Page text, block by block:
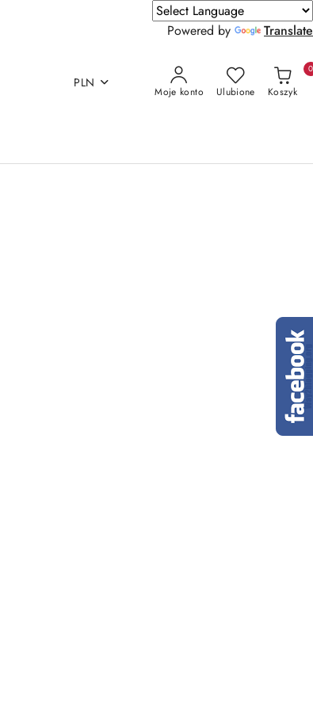
Powered by
Translate
PLN
Moje konto Ulubione Koszyk
0